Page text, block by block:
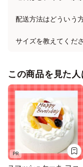
配送方法はどういう
サイズを教えてくだ
この商品を見た
PR